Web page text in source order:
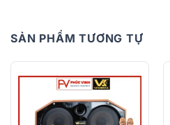
SẢN PHẨM TƯƠNG TỰ